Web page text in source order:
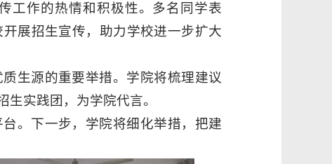
工作的热情和积极性。多名同学表
展招生宣传，助力学校进一步扩大
生源的重要举措。学院将梳理建议
实践团，为学院代言。
。下一步，学院将细化举措，把建